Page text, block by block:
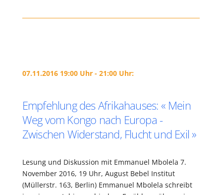
07.11.2016 19:00 Uhr - 21:00 Uhr:
Empfehlung des Afrikahauses: « Mein
Weg vom Kongo nach Europa -
Zwischen Widerstand, Flucht und Exil »
Lesung und Diskussion mit Emmanuel Mbolela 7.
November 2016, 19 Uhr, August Bebel Institut
(Müllerstr. 163, Berlin) Emmanuel Mbolela schreibt